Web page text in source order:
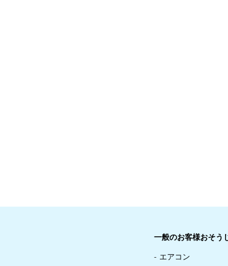
一般のお客様おそう
エアコン